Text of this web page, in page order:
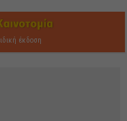
έκδοση